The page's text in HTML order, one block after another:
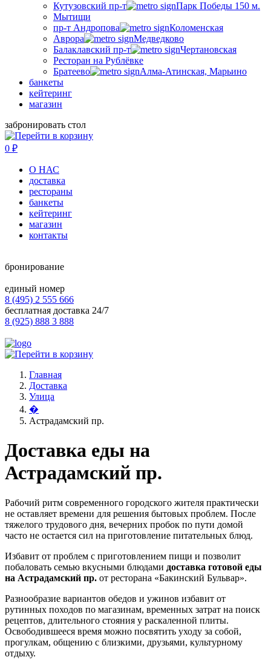
Кутузовский пр-т
Парк Победы 150 м.
Мытищи
пр-т Андропова
Коломенская
Аврора
Медведково
Балаклавский пр-т
Чертановская
Ресторан на Рублёвке
Братеево
Алма-Атинская, Марьино
банкеты
кейтеринг
магазин
забронировать стол
0 ₽
О НАС
доставка
рестораны
банкеты
кейтеринг
магазин
контакты
бронирование
единый номер
8 (495) 2 555 666
бесплатная доставка 24/7
8 (925) 888 3 888
Главная
Доставка
Улица
�
Астрадамский пр.
Доставка еды на
Астрадамский пр.
Рабочий ритм современного городского жителя практически
не оставляет времени для решения бытовых проблем. После
тяжелого трудового дня, вечерних пробок по пути домой
часто не остается сил на приготовление питательных блюд.
Избавит от проблем с приготовлением пищи и позволит
побаловать семью вкусными блюдами доставка готовой еды
на Астрадамский пр. от ресторана «Бакинский Бульвар».
Разнообразие вариантов обедов и ужинов избавит от
рутинных походов по магазинам, временных затрат на поиск
рецептов, длительного стояния у раскаленной плиты.
Освободившееся время можно посвятить уходу за собой,
прогулкам, общению с близкими, друзьями, культурному
отдыху.